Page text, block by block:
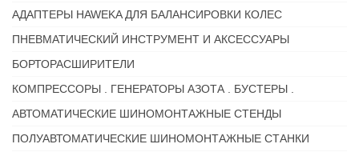
АДАПТЕРЫ HAWEKA ДЛЯ БАЛАНСИРОВКИ КОЛЕС
ПНЕВМАТИЧЕСКИЙ ИНСТРУМЕНТ И АКСЕССУАРЫ
БОРТОРАСШИРИТЕЛИ
КОМПРЕССОРЫ . ГЕНЕРАТОРЫ АЗОТА . БУСТЕРЫ .
АВТОМАТИЧЕСКИЕ ШИНОМОНТАЖНЫЕ СТЕНДЫ
ПОЛУАВТОМАТИЧЕСКИЕ ШИНОМОНТАЖНЫЕ СТАНКИ